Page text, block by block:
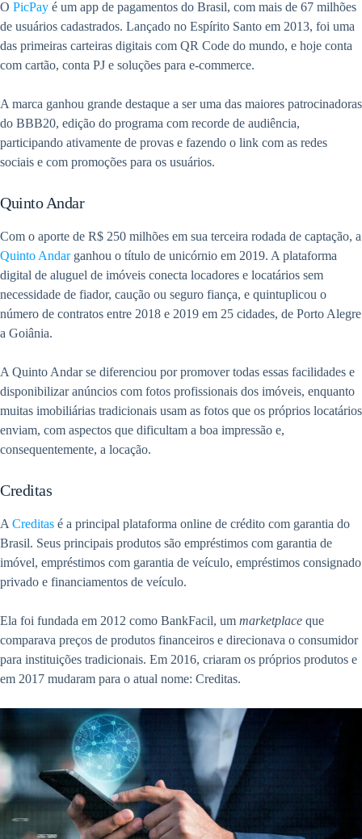
O PicPay é um app de pagamentos do Brasil, com mais de 67 milhões
de usuários cadastrados. Lançado no Espírito Santo em 2013, foi uma
das primeiras carteiras digitais com QR Code do mundo, e hoje conta
com cartão, conta PJ e soluções para e-commerce.
A marca ganhou grande destaque a ser uma das maiores patrocinadoras
do BBB20, edição do programa com recorde de audiência,
participando ativamente de provas e fazendo o link com as redes
sociais e com promoções para os usuários.
Quinto Andar
Com o aporte de R$ 250 milhões em sua terceira rodada de captação, a
Quinto Andarganhou o título de unicórnio em 2019. A plataforma
digital de aluguel de imóveis conecta locadores e locatários sem
necessidade de fiador, caução ou seguro fiança, e quintuplicou o
número de contratos entre 2018 e 2019 em 25 cidades, de Porto Alegre
a Goiânia.
A Quinto Andar se diferenciou por promover todas essas facilidades e
disponibilizar anúncios com fotos profissionais dos imóveis, enquanto
muitas imobiliárias tradicionais usam as fotos que os próprios locatários
enviam, com aspectos que dificultam a boa impressão e,
consequentemente, a locação.
Creditas
ACreditas é a principal plataforma online de crédito com garantia do
Brasil. Seus principais produtos são empréstimos com garantia de
imóvel, empréstimos com garantia de veículo, empréstimos consignado
privado e financiamentos de veículo.
Ela foi fundada em 2012 como BankFacil, um marketplace que
comparava preços de produtos financeiros e direcionava o consumidor
para instituições tradicionais. Em 2016, criaram os próprios produtos e
em 2017 mudaram para o atual nome: Creditas.